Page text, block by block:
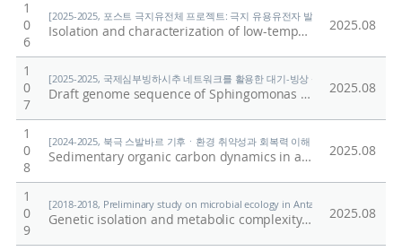
1
0
6
[2025-2025, 포스트 극지유전체 프로젝트: 극지 유용유전자 발굴을 위한 기능유전
Isolation and characterization of low-temperature and high-salinity amylase from Halomonas sp. KS41843 2025.08
1
0
7
[2025-2025, 국제심부빙하시추 네트워크를 활용한 대기-빙상 상호작용의 자연적·
Draft genome sequence of Sphingomonas sp. GlSt437 isolated from the Styx Glacier, Antarctica 2025.08
1
0
8
[2024-2025, 북극 스발바르 기후ㆍ환경 취약성과 회복력 이해 (24-25) / 남승일]
Sedimentary organic carbon dynamics in a glaciated Arctic fjord: tracing contributions of terrestrial and marine sources in the context of Atlantification over recent centuries 2025.08
1
0
9
[2018-2018, Preliminary study on microbial ecology in Antarctic lakes based
Genetic isolation and metabolic complexity of an Antarctic subglacial microbiome 2025.08